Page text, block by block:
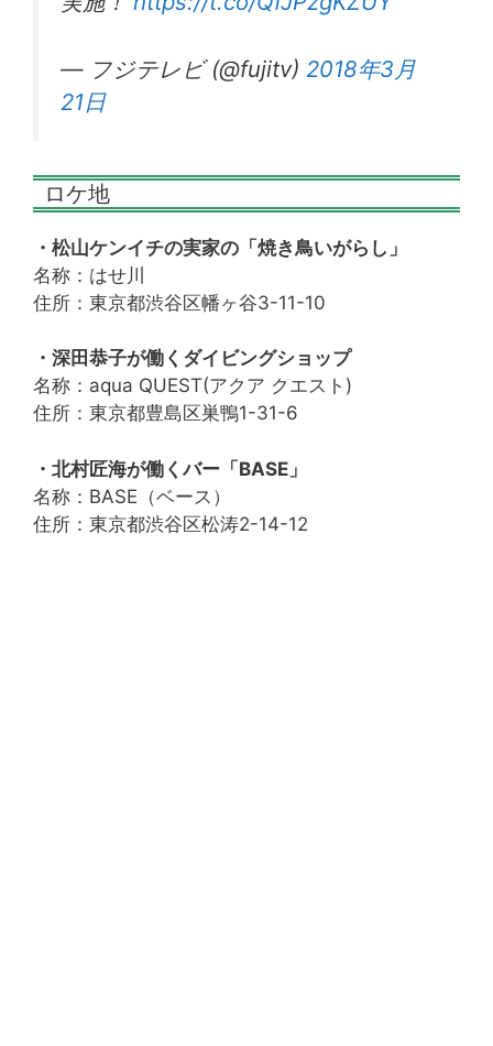
— フジテレビ (@fujitv) 2018年3月
21日
ロケ地
・松山ケンイチの実家の「焼き鳥いがらし」
名称：はせ川
住所：東京都渋谷区幡ヶ谷3-11-10
・深田恭子が働くダイビングショップ
名称：aqua QUEST(アクア クエスト)
住所：東京都豊島区巣鴨1-31-6
・北村匠海が働くバー「BASE」
名称：BASE（ベース）
住所：東京都渋谷区松涛2-14-12